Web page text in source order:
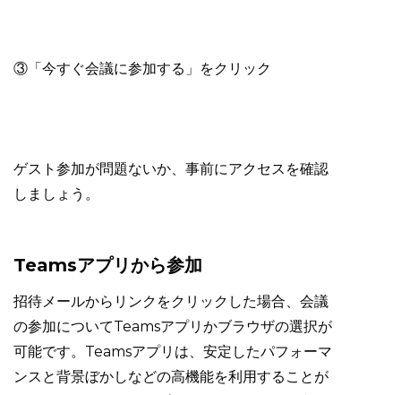
③「今すぐ会議に参加する」をクリック
ゲスト参加が問題ないか、事前にアクセスを確認
しましょう。
Teamsアプリから参加
招待メールからリンクをクリックした場合、会議
の参加についてTeamsアプリかブラウザの選択が
可能です。Teamsアプリは、安定したパフォーマ
ンスと背景ぼかしなどの高機能を利用することが